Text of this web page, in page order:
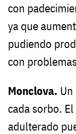
con
ya que
pudiendo
con
Monclova.
cada sorbo.
adulterado